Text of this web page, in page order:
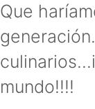
Que
mundo!!!!